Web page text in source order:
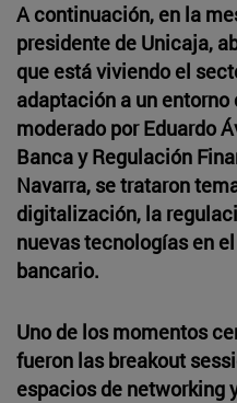
A continuación, en la
presidente de Unicaja,
que está viviendo el
adaptación a un
moderado por Eduardo
Banca y Regulación
Navarra, se trataron
digitalización, la
nuevas tecnologías en
bancario.
Uno de los momentos
fueron las breakout
espacios de networking